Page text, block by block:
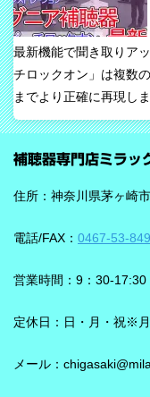
な考え方です。 ビビア
は、リサウンドが
ーグメンテッド）と呼
すべてを一方的に処理
音を選び取る力を支え
ためのAIとしています
音が同時に耳に入って
ことばと不要な雑音の
やすくする設計と考え
Neural Network）チッ
を支える役割を担うと
作し、1日あたり4.9兆
最新機能で聞き取りア
チロックオン」は複数
までより正確に再現し
装用時に働きます。片
し、7クラスならデータ
ズ」ならより聞き取り
もロックオン機能を使
補聴器専門店ミラッ
住所：神奈川県茅ヶ崎
電話/FAX： 0467-53-
営業時間：9：30-17:30
定休日：日・月・祝※
メール：